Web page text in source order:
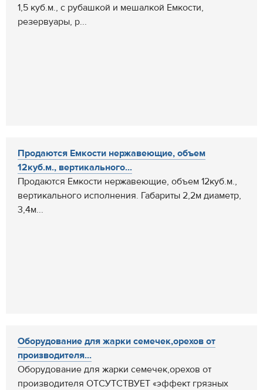
1,5 куб.м., с рубашкой и мешалкой Емкости,
резервуары, р...
Продаются Емкости нержавеющие, объем
12куб.м., вертикального...
Продаются Емкости нержавеющие, объем 12куб.м.,
вертикального исполнения. Габариты 2,2м диаметр,
3,4м...
Оборудование для жарки семечек,орехов от
производителя...
Оборудование для жарки семечек,орехов от
производителя ОТСУТСТВУЕТ «эффект грязных